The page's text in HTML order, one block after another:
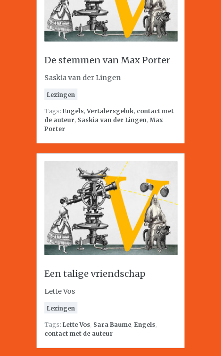
De stemmen van Max Porter
Saskia van der Lingen
Lezingen
Tags: Engels,Vertalersgeluk, contact met
de auteur, Saskia van der Lingen, Max
Porter
Een talige vriendschap
Lette Vos
Lezingen
Tags: Lette Vos, Sara Baume, Engels,
contact met de auteur